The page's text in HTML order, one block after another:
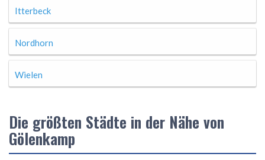
Itterbeck
Nordhorn
Wielen
Die größten Städte in der Nähe von
Gölenkamp